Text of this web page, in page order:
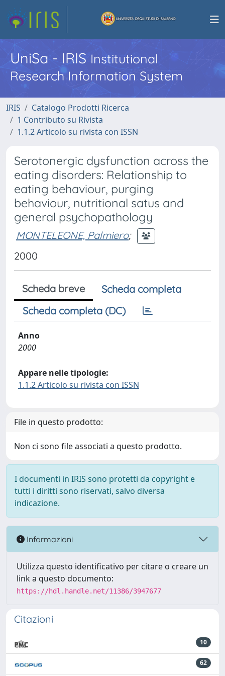
UniSa - IRISInstitutional
Research Information System
IRIS
Catalogo Prodotti Ricerca
1 Contributo su Rivista
1.1.2 Articolo su rivista con ISSN
Serotonergic dysfunction across the
eating disorders: Relationship to
eating behaviour, purging
behaviour, nutritional satus and
general psychopathology
MONTELEONE, Palmiero;
2000
Scheda breve
Scheda completa
Scheda completa (DC)
Anno
2000
Appare nelle tipologie:
1.1.2 Articolo su rivista con ISSN
File in questo prodotto:
Non ci sono file associati a questo prodotto.
I documenti in IRIS sono protetti da copyright e
tutti i diritti sono riservati, salvo diversa
indicazione.
Informazioni
Utilizza questo identificativo per citare o creare un
link a questo documento:
https://hdl.handle.net/11386/3947677
Citazioni
10
62